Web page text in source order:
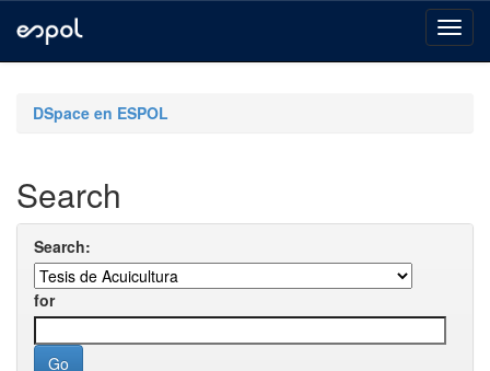
navigationDSpace en ESPOL
Search
Search:
for